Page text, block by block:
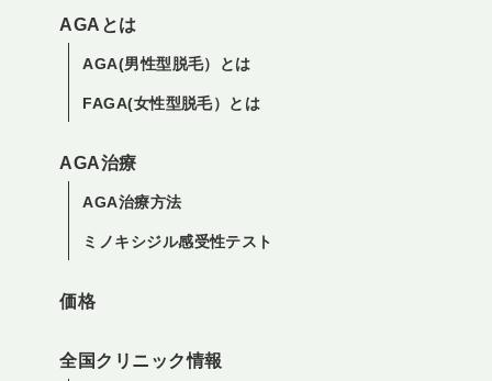
AGAとは
AGA(男性型脱毛）とは
FAGA(女性型脱毛）とは
AGA治療
AGA治療方法
ミノキシジル感受性テスト
価格
全国クリニック情報